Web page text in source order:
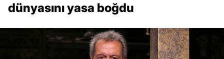
dünyasını yasa boğdu